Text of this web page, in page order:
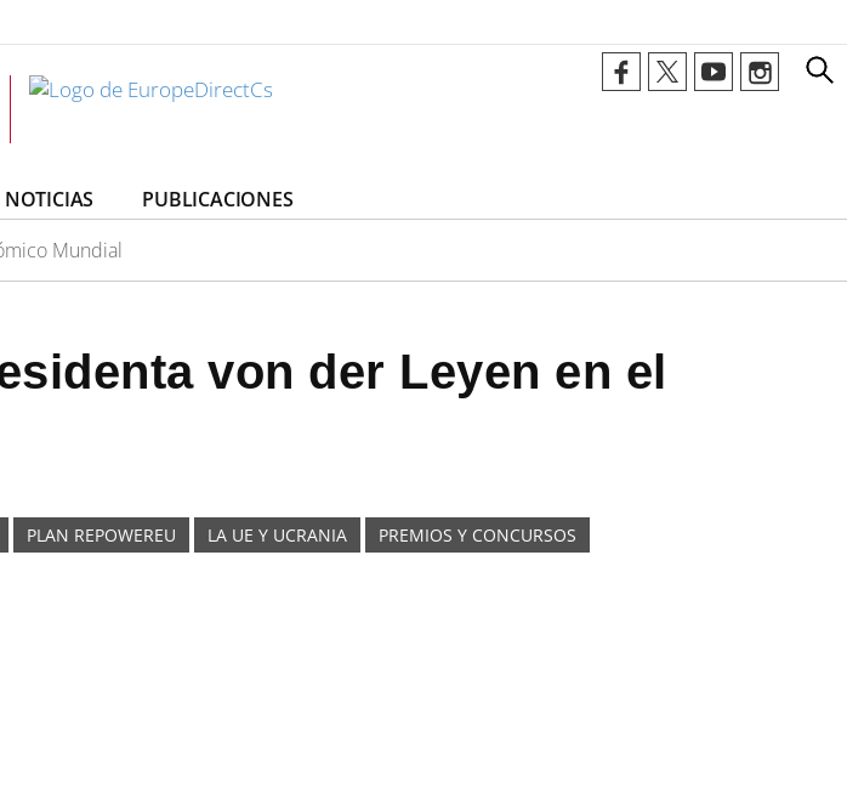
NOTICIAS
PUBLICACIONES
Mundial
von der Leyen en el
PLAN REPOWEREU LA UE Y UCRANIA
PREMIOS Y CONCURSOS